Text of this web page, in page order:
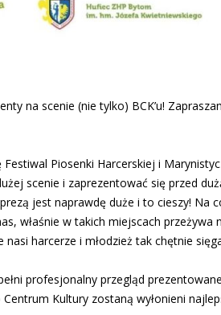
na scenie (nie tylko) BCK’u!
Piosenki Harcerskiej i
scenie i zaprezentować się przed
jest naprawdę duże i to cieszy! Na
właśnie w takich miejscach
harcerze i młodzież tak chętnie
profesjonalny przegląd
Kultury zostaną wyłonieni